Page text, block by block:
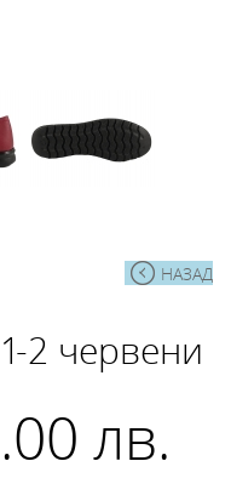
НАЗАД
2 червени
лв.